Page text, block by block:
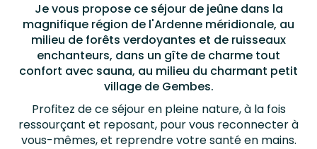
Je vous propose ce séjour de jeûne dans la
magnifique région de l'Ardenne méridionale, au
milieu de forêts verdoyantes et de ruisseaux
enchanteurs, dans un gîte de charme tout
confort avec sauna, au milieu du charmant petit
village de Gembes.
Profitez de ce séjour en pleine nature, à la fois
ressourçant et reposant, pour vous reconnecter à
vous-mêmes, et reprendre votre santé en mains.